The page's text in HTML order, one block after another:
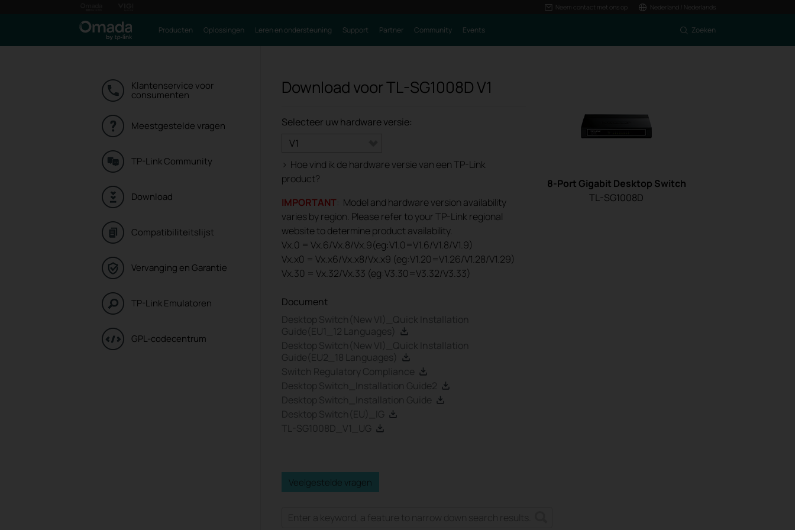
Neem contact met ons op Nederland / Nederlands
Producten Oplossingen Leren en ondersteuning Support Partner Community Events Zoeken
Klantenservice voor
consumenten
Meestgestelde vragen
TP-Link Community
Download
Compatibiliteitslijst
Vervanging en Garantie
TP-Link Emulatoren
GPL-codecentrum
Download voorTL-SG1008DV1
Selecteer uw hardware versie:
V1
> Hoe vind ik de hardware versie van een TP-Link
product?
IMPORTANT: Model and hardware version availability
varies by region. Please refer to your TP-Link regional
website to determine product availability.
Vx.0 = Vx.6/Vx.8/Vx.9(eg:V1.0=V1.6/V1.8/V1.9)
Vx.x0 = Vx.x6/Vx.x8/Vx.x9 (eg:V1.20=V1.26/V1.28/V1.29)
Vx.30 = Vx.32/Vx.33 (eg:V3.30=V3.32/V3.33)
Document
Desktop Switch(New VI)_Quick Installation
Guide(EU1_12 Languages)
Desktop Switch(New VI)_Quick Installation
Guide(EU2_18 Languages)
Switch Regulatory Compliance
Desktop Switch_Installation Guide2
Desktop Switch_Installation Guide
Desktop Switch(EU)_IG
TL-SG1008D_V1_UG
8-Port Gigabit Desktop Switch
TL-SG1008D
Veelgestelde vragen